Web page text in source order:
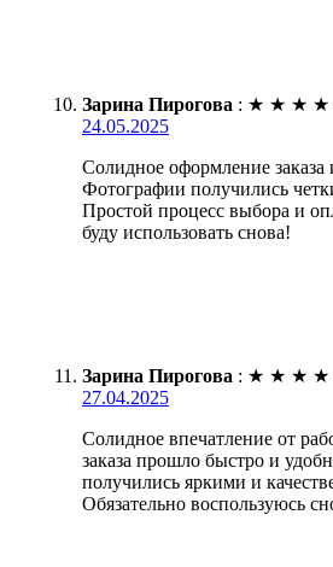
Зарина Пирогова : ★ ★ ★ ★
24.05.2025
Солидное оформление заказа
Фотографии получились
Простой процесс выбора и
буду использовать снова!
Зарина Пирогова : ★ ★ ★ ★
27.04.2025
Солидное впечатление от
заказа прошло быстро и
получились яркими и
Обязательно воспользуюсь